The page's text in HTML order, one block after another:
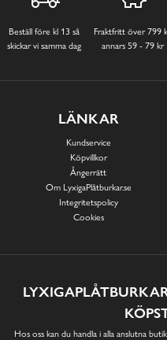
Beställ före kl 13 så
skickar vi samma dag
Fraktfritt över 799
annars 59 - 79 kr
LÄNKAR
Kundservice
Köpvillkor
Ångerrätt
Om LyxigaPlåtburkar.se
Integritetspolicy
Cookies
Hos oss kan du handla i alla anslutna